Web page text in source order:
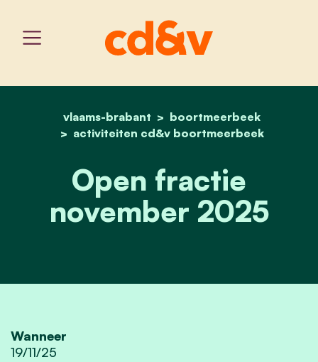
home
vlaams-brabant
boortmeerbeek
activiteiten cd&v boortmeerbeek
open fractie november
Open fractie
november 2025
Wanneer
19/11/25